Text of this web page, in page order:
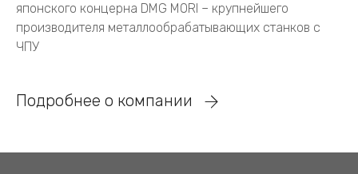
японского концерна DMG MORI – крупнейшего
производителя металлообрабатывающих станков с
ЧПУ
Подробнее о компании